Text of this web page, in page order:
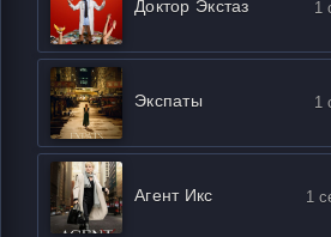
Доктор Экстаз 1
Экспаты 1
Агент Икс 1